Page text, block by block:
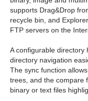
supports Drag&Drop
recycle bin, and
FTP servers on the
A configurable directory
directory navigation
The sync function
trees, and the compare
binary or text files